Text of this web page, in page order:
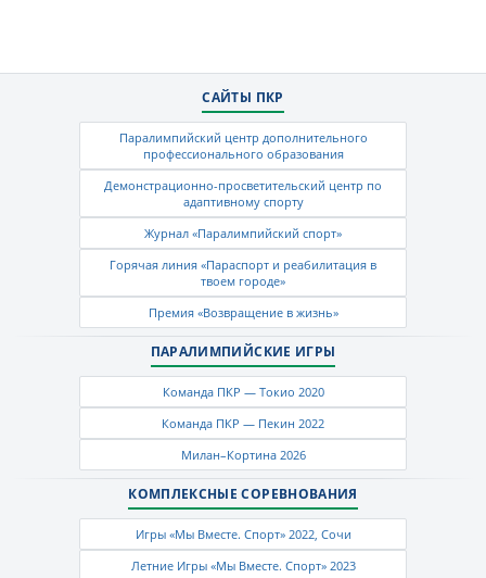
САЙТЫ ПКР
Паралимпийский центр дополнительного
профессионального образования
Демонстрационно-просветительский центр по
адаптивному спорту
Журнал «Паралимпийский спорт»
Горячая линия «Параспорт и реабилитация в
твоем городе»
Премия «Возвращение в жизнь»
ПАРАЛИМПИЙСКИЕ ИГРЫ
Команда ПКР — Токио 2020
Команда ПКР — Пекин 2022
Милан–Кортина 2026
КОМПЛЕКСНЫЕ СОРЕВНОВАНИЯ
Игры «Мы Вместе. Спорт» 2022, Сочи
Летние Игры «Мы Вместе. Спорт» 2023